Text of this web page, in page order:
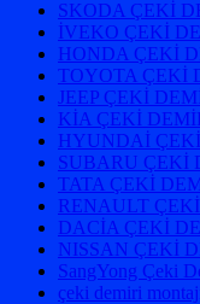
SKODA ÇEKİ
İVEKO ÇEKİ
HONDA ÇEKİ
TOYOTA ÇEKİ
JEEP ÇEKİ
KİA ÇEKİ
HYUNDAİ
SUBARU ÇEKİ
TATA ÇEKİ
RENAULT
DACİA ÇEKİ
NISSAN ÇEKİ
SangYong Çeki
çeki demiri